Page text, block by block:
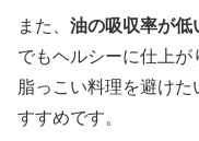
また、 油の吸収率が低
でもヘルシーに仕上が
脂っこい料理を避け
すすめです。